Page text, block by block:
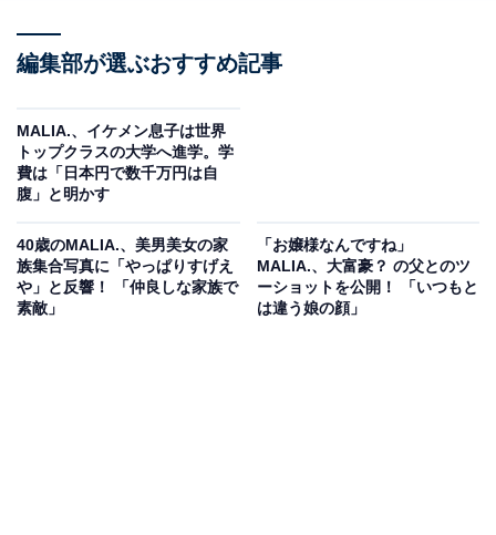
編集部が選ぶおすすめ記事
MALIA.、イケメン息子は世界
トップクラスの大学へ進学。学
費は「日本円で数千万円は自
腹」と明かす
40歳のMALIA.、美男美女の家
族集合写真に「やっぱりすげえ
や」と反響！ 「仲良しな家族で
素敵」
「お嬢様なんですね」
MALIA.、大富豪？ の父とのツ
ーショットを公開！ 「いつもと
は違う娘の顔」